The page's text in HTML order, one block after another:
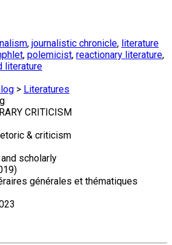
, journalistic chronicle, literature
, polemicist, reactionary literature,
literature
> Literatures
CRITICISM
& criticism
scholarly
générales et thématiques